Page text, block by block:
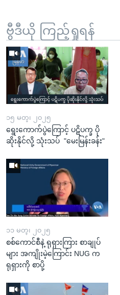
ဗွီဒီယို ကြည့်ရှုရန်
၁၅ မတ္၊ ၂၀၂၅
ရွေးကောက်ပွဲကြောင့် ပဋိပက္ခ ပို
ဆိုးနိုင်လို့ သုံးသပ် "မေးမြန်းခန်း"
၁၁ မတ္၊ ၂၀၂၅
စစ်ကောင်စီနဲ့ ရုရှားကြား စာချုပ်
များ အကျိုးမဲ့ကြောင်း NUG က
ရုရှားကို စာပို့